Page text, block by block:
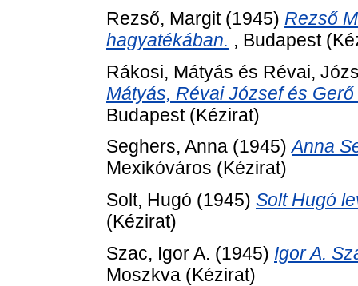
Rezső, Margit(1945) Rezső
hagyatékában. , Budapest
Rákosi, Mátyás és Révai,
Mátyás, Révai József és
Budapest (Kézirat)
Seghers, Anna (1945)Anna
Mexikóváros (Kézirat)
Solt, Hugó (1945) Solt Hugó
(Kézirat)
Szac, Igor A. (1945) Igor A.
Moszkva (Kézirat)